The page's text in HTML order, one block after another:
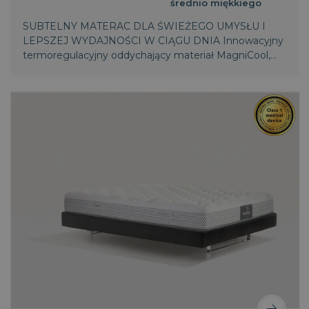
średnio miękkiego
SUBTELNY MATERAC DLA ŚWIEŻEGO UMYSŁU I
LEPSZEJ WYDAJNOŚCI W CIĄGU DNIA Innowacyjny
termoregulacyjny oddychający materiał MagniCool,